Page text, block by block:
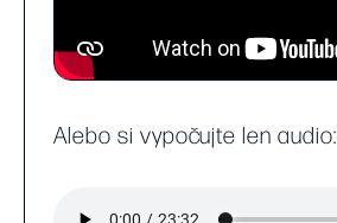
Alebo si vypočujte len audio: